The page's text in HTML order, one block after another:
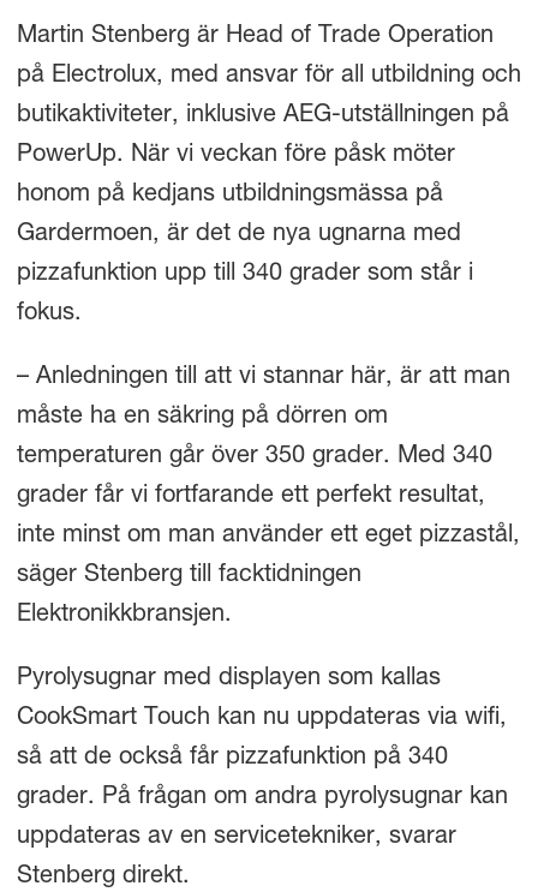
Martin Stenberg är Head of Trade Operation
på Electrolux, med ansvar för all utbildning och
butikaktiviteter, inklusive AEG-utställningen på
PowerUp. När vi veckan före påsk möter
honom på kedjans utbildningsmässa på
Gardermoen, är det de nya ugnarna med
pizzafunktion upp till 340 grader som står i
fokus.
– Anledningen till att vi stannar här, är att man
måste ha en säkring på dörren om
temperaturen går över 350 grader. Med 340
grader får vi fortfarande ett perfekt resultat,
inte minst om man använder ett eget pizzastål,
säger Stenberg till facktidningen
Elektronikkbransjen.
Pyrolysugnar med displayen som kallas
CookSmart Touch kan nu uppdateras via wifi,
så att de också får pizzafunktion på 340
grader. På frågan om andra pyrolysugnar kan
uppdateras av en servicetekniker, svarar
Stenberg direkt.